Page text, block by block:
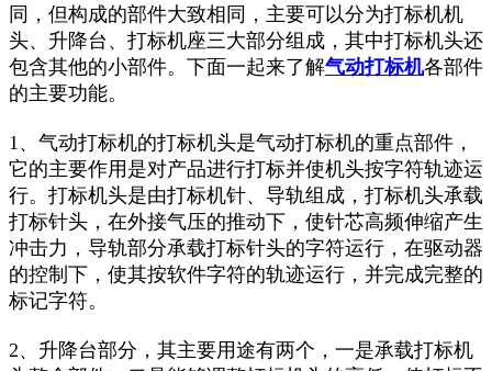
同，但构成的部件大致相同，主要可以分为打标机机
头、升降台、打标机座三大部分组成，其中打标机头还
包含其他的小部件。下面一起来了解气动打标机各部件
的主要功能。
1、气动打标机的打标机头是气动打标机的重点部件，
它的主要作用是对产品进行打标并使机头按字符轨迹运
行。打标机头是由打标机针、导轨组成，打标机头承载
打标针头，在外接气压的推动下，使针芯高频伸缩产生
冲击力，导轨部分承载打标针头的字符运行，在驱动器
的控制下，使其按软件字符的轨迹运行，并完成完整的
标记字符。
2、升降台部分，其主要用途有两个，一是承载打标机